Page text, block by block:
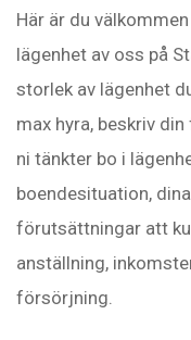
Här är du
lägenhet av oss på
storlek av lägenhet
max hyra, beskriv
ni tänkter bo i
boendesituation,
förutsättningar att
anställning,
försörjning.